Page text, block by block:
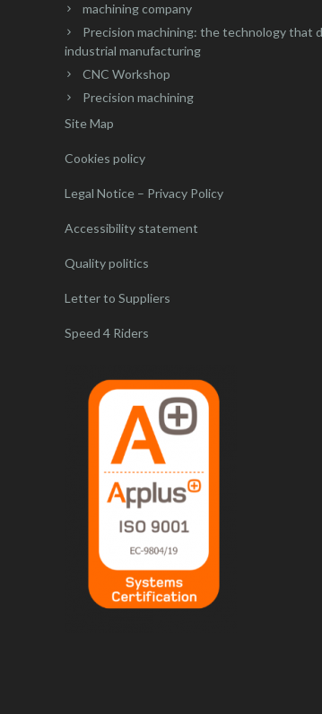
machining company
Precision machining: the technology that
industrial manufacturing
CNC Workshop
Precision machining
Site Map
Cookies policy
Legal Notice – Privacy Policy
Accessibility statement
Quality politics
Letter to Suppliers
Speed 4 Riders